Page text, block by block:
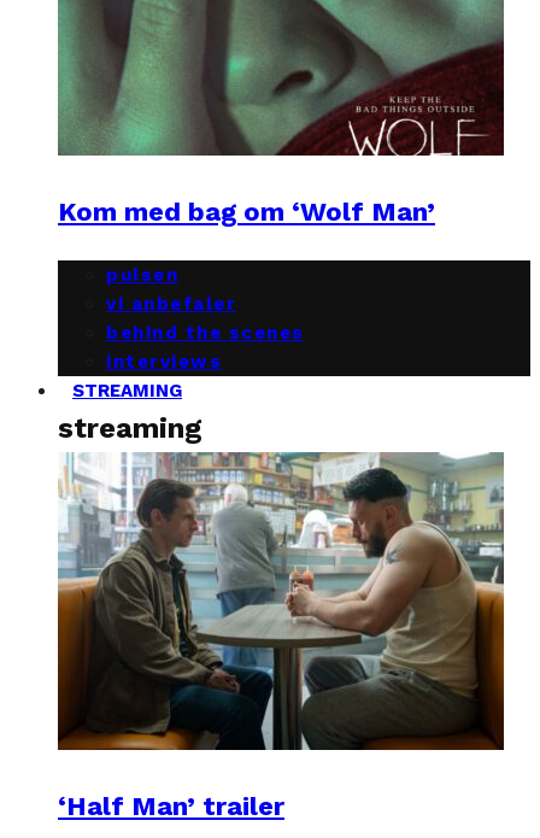
Kom med bag om ‘Wolf Man’
pulsen
vi anbefaler
behind the scenes
interviews
STREAMING
streaming
‘Half Man’ trailer